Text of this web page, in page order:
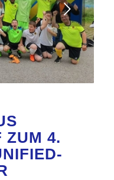
1 3
4. M
L